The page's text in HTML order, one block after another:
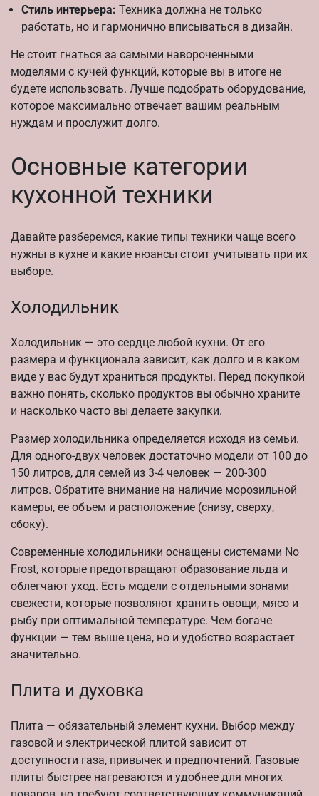
Стиль интерьера: Техника должна не только
работать, но и гармонично вписываться в дизайн.
Не стоит гнаться за самыми навороченными
моделями с кучей функций, которые вы в итоге не
будете использовать. Лучше подобрать оборудование,
которое максимально отвечает вашим реальным
нуждам и прослужит долго.
Основные категории
кухонной техники
Давайте разберемся, какие типы техники чаще всего
нужны в кухне и какие нюансы стоит учитывать при их
выборе.
Холодильник
Холодильник — это сердце любой кухни. От его
размера и функционала зависит, как долго и в каком
виде у вас будут храниться продукты. Перед покупкой
важно понять, сколько продуктов вы обычно храните
и насколько часто вы делаете закупки.
Размер холодильника определяется исходя из семьи.
Для одного-двух человек достаточно модели от 100 до
150 литров, для семей из 3-4 человек — 200-300
литров. Обратите внимание на наличие морозильной
камеры, ее объем и расположение (снизу, сверху,
сбоку).
Современные холодильники оснащены системами No
Frost, которые предотвращают образование льда и
облегчают уход. Есть модели с отдельными зонами
свежести, которые позволяют хранить овощи, мясо и
рыбу при оптимальной температуре. Чем богаче
функции — тем выше цена, но и удобство возрастает
значительно.
Плита и духовка
Плита — обязательный элемент кухни. Выбор между
газовой и электрической плитой зависит от
доступности газа, привычек и предпочтений. Газовые
плиты быстрее нагреваются и удобнее для многих